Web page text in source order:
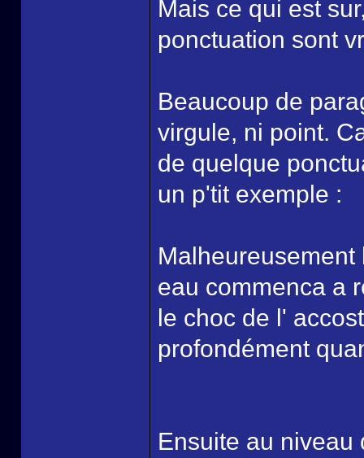
Mais ce qui est
ponctuation sont
Beaucoup de
virgule, ni point.
de quelque
un p'tit exemple :
eau commenca a
le choc de l'
profondément
Ensuite au niveau